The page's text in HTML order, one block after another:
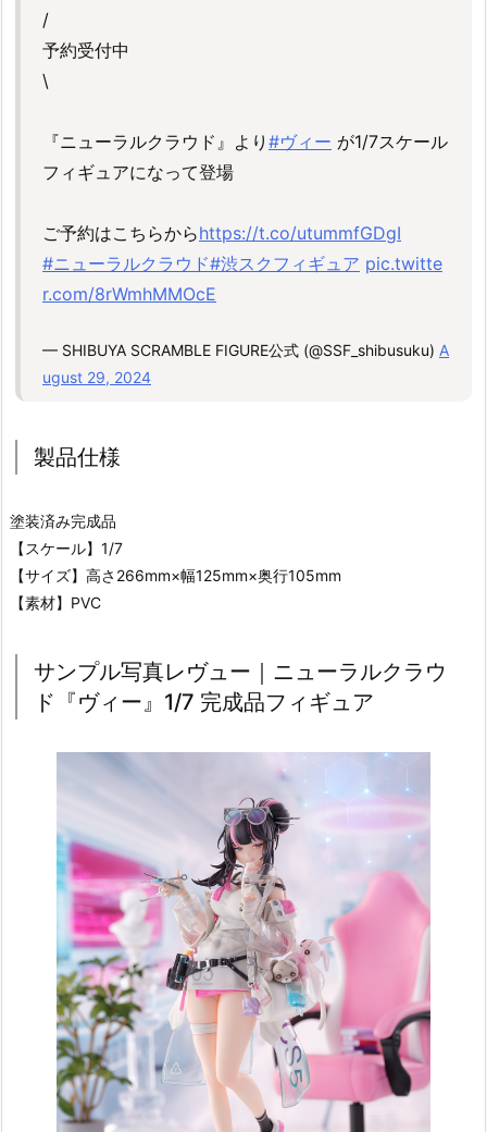
/
予約受付中
\
『ニューラルクラウド』より #ヴィー が1/7スケール
フィギュアになって登場
ご予約はこちらからhttps://t.co/utummfGDgI
#ニューラルクラウド#渋スクフィギュア pic.twitte
r.com/8rWmhMMOcE
— SHIBUYA SCRAMBLE FIGURE公式 (@SSF_shibusuku) A
ugust 29, 2024
製品仕様
塗装済み完成品
【スケール】1/7
【サイズ】高さ266mm×幅125mm×奥行105mm
【素材】PVC
サンプル写真レヴュー｜ニューラルクラウ
ド『ヴィー』1/7 完成品フィギュア